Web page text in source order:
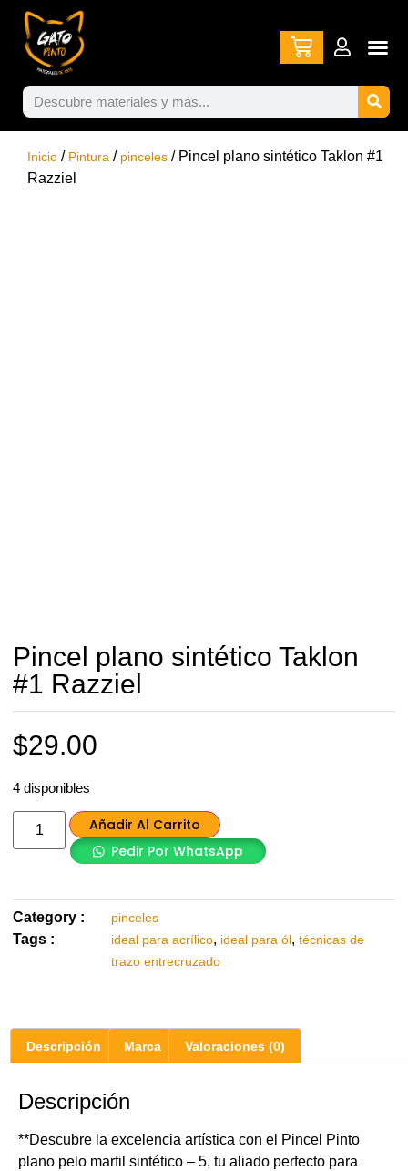
Inicio / Pintura / pinceles / Pincel plano sintético Taklon #1
Razziel
Pincel plano sintético Taklon
#1 Razziel
$29.00
4 disponibles
Añadir Al Carrito
Pedir Por WhatsApp
Category : pinceles
Tags : ideal para acrílico, ideal para ól, técnicas de
trazo entrecruzado
Descripción Marca Valoraciones (0)
Descripción
**Descubre la excelencia artística con el Pincel Pinto
plano pelo marfil sintético – 5, tu aliado perfecto para